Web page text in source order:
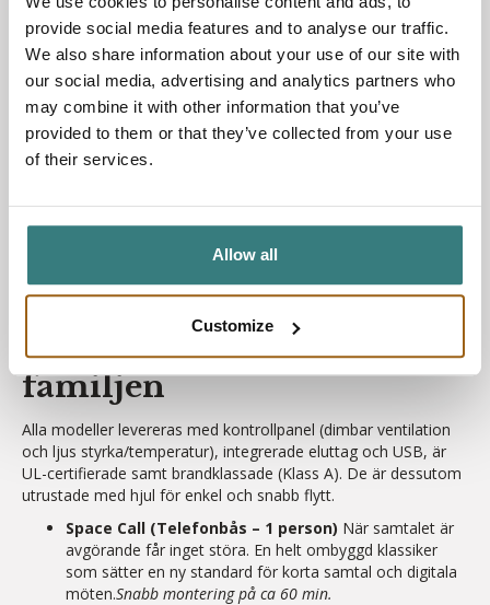
provide social media features and to analyse our traffic.
We also share information about your use of our site with
our social media, advertising and analytics partners who
may combine it with other information that you’ve
provided to them or that they’ve collected from your use
of their services.
Allow all
Customize
enkelt både ventilationens styrka samt belysningens intensitet
och färgtemperatur för att skapa optimala ljusscener för ditt
arbete.
Cirkulär hållbarhet genom Retrofit & Dynamics
för att hålla och utvecklas, inte ersättas. Den nya
produktplattformen gör att nyckelkomponenter kan bytas ut
individuellt för att minimera avfall. Tack vare
att byta ut. Det betyder att du kan uppgradera teknik eller
ändra färg (allt från Chalk White till Sage Green och Clay Red) i
takt med att kontoret förändras.
Möt de tre första
modellerna i Gen 2-
familjen
Alla modeller levereras med kontrollpanel (dimbar ventilation
och ljus styrka/temperatur), integrerade eluttag och USB, är
UL-certifierade samt brandklassade (Klass A). De är dessutom
utrustade med hjul för enkel och snabb flytt.
Space Call (Telefonbås – 1 person) När samtalet är
avgörande får inget störa. En helt ombyggd klassiker
som sätter en ny standard för korta samtal och digitala
möten.Snabb montering på ca 60 min.